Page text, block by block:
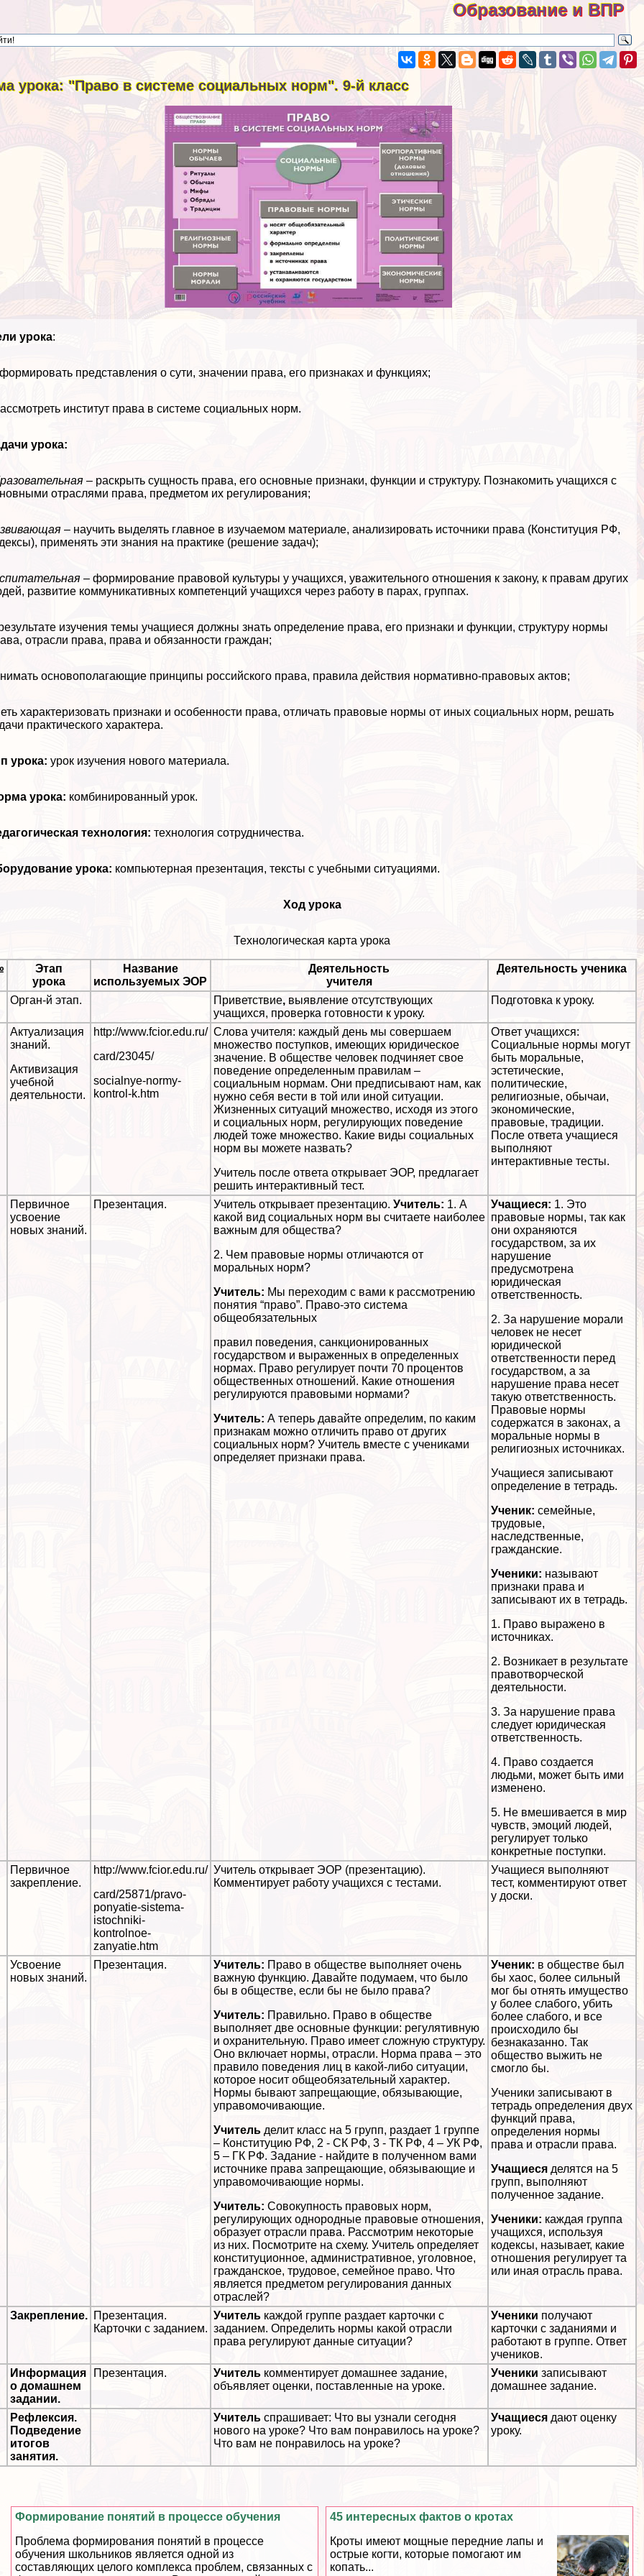
Образование и ВПР
урока: "Право в системе социальных норм". 9-й класс
урока:
представления о сути, значении права, его признаках и функциях;
институт права в системе социальных норм.
урока:
– раскрыть сущность права, его основные признаки, функции и структуру. Познакомить учащихся с
отраслями права, предметом их регулирования;
– научить выделять главное в изучаемом материале, анализировать источники права (Конституция РФ,
применять эти знания на пpaктике (решение задач);
– формирование правовой культуры у учащихся, уважительного отношения к закону, к правам других
развитие коммуникативных компетенций учащихся через работу в парах, группах.
изучения темы учащиеся должны знать определение права, его признаки и функции, структуру нормы
отрасли права, права и обязанности граждан;
основополагающие принципы российского права, правила действия нормативно-правовых актов;
хаpaктеризовать признаки и особенности права, отличать правовые нормы от иных социальных норм, решать
пpaктического хаpaктера.
урока: урок изучения нового материала.
урока: комбинированный урок.
технология: технология сотрудничества.
урока: компьютерная презентация, тексты с учебными ситуациями.
Ход урока
Технологическая карта урока
Этап
урока
Название
используемых ЭОР
Деятельность
учителя
Деятельность ученика
Орган-й этап. Приветствие, выявление отсутствующих
учащихся, проверка готовности к уроку.
Подготовка к уроку.
Актуализация
знаний.
Активизация
учебной
деятельности.
http://www.fcior.edu.ru/
card/23045/
socialnye-normy-
kontrol-k.htm
Слова учителя: каждый день мы совершаем
множество поступков, имеющих юридическое
значение. В обществе человек подчиняет свое
поведение определенным правилам –
социальным нормам. Они предписывают нам, как
нужно себя вести в той или иной ситуации.
Жизненных ситуаций множество, исходя из этого
и социальных норм, регулирующих поведение
людей тоже множество. Какие виды социальных
норм вы можете назвать?
Учитель после ответа открывает ЭОР, предлагает
решить интеpaктивный тест.
Ответ учащихся:
Социальные нормы могут
быть мopaльные,
эстетические,
политические,
религиозные, обычаи,
экономические,
правовые, традиции.
После ответа учащиеся
выполняют
интеpaктивные тесты.
Первичное
усвоение
новых знаний.
Презентация. Учитель открывает презентацию. Учитель: 1. А
какой вид социальных норм вы считаете наиболее
важным для общества?
2. Чем правовые нормы отличаются от
мopaльных норм?
Учитель: Мы переходим с вами к рассмотрению
понятия “право”. Право-это система
общеобязательных
правил поведения, санкционированных
государством и выраженных в определенных
нормах. Право регулирует почти 70 процентов
общественных отношений. Какие отношения
регулируются правовыми нормами?
Учитель: А теперь давайте определим, по каким
признакам можно отличить право от других
социальных норм? Учитель вместе с учениками
определяет признаки права.
Учащиеся: 1. Это
правовые нормы, так как
они охраняются
государством, за их
нарушение
предусмотрена
юридическая
ответственность.
2. За нарушение морали
человек не несет
юридической
ответственности перед
государством, а за
нарушение права несет
такую ответственность.
Правовые нормы
содержатся в законах, а
мopaльные нормы в
религиозных источниках.
Учащиеся записывают
определение в тетрадь.
Ученик: семейные,
трудовые,
наследственные,
гражданские.
Ученики: называют
признаки права и
записывают их в тетрадь.
1. Право выражено в
источниках.
2. Возникает в результате
правотворческой
деятельности.
3. За нарушение права
следует юридическая
ответственность.
4. Право создается
людьми, может быть ими
изменено.
5. Не вмешивается в мир
чувств, эмоций людей,
регулирует только
конкретные поступки.
Первичное
закрепление.
http://www.fcior.edu.ru/
card/25871/pravo-
ponyatie-sistema-
istochniki-
kontrolnoe-
zanyatie.htm
Учитель открывает ЭОР (презентацию).
Комментирует работу учащихся с тестами.
Учащиеся выполняют
тест, комментируют ответ
у доски.
Усвоение
новых знаний.
Презентация. Учитель: Право в обществе выполняет очень
важную функцию. Давайте подумаем, что было
бы в обществе, если бы не было права?
Учитель: Правильно. Право в обществе
выполняет две основные функции: регулятивную
и охранительную. Право имеет сложную структуру.
Оно включает нормы, отрасли. Норма права – это
правило поведения лиц в какой-либо ситуации,
которое носит общеобязательный хаpaктер.
Нормы бывают запрещающие, обязывающие,
управомочивающие.
Учительделит класс на 5 групп, раздает 1 группе
– Конституцию РФ, 2 - СК РФ, 3 - ТК РФ, 4 – УК РФ,
5 – ГК РФ. Задание - найдите в полученном вами
источнике права запрещающие, обязывающие и
управомочивающие нормы.
Учитель: Совокупность правовых норм,
регулирующих однородные правовые отношения,
образует отрасли права. Рассмотрим некоторые
из них. Посмотрите на схему. Учитель определяет
конституционное, административное, уголовное,
гражданское, трудовое, семейное право. Что
является предметом регулирования данных
отраслей?
Ученик: в обществе был
бы хаос, более сильный
мог бы отнять имущество
у более слабого, убить
более слабого, и все
происходило бы
безнаказанно. Так
общество выжить не
смогло бы.
Ученики записывают в
тетрадь определения двух
функций права,
определения нормы
права и отрасли права.
Учащиеся делятся на 5
групп, выполняют
полученное задание.
Ученики: каждая группа
учащихся, используя
кодексы, называет, какие
отношения регулирует та
или иная отрасль права.
Закрепление.
Презентация.
Карточки с заданием.
Учитель каждой группе раздает карточки с
заданием. Определить нормы какой отрасли
права регулируют данные ситуации?
Ученики получают
карточки с заданиями и
работают в группе. Ответ
учеников.
Информация
о домашнем
задании.
Презентация. Учитель комментирует домашнее задание,
объявляет оценки, поставленные на уроке.
Ученики записывают
домашнее задание.
Рефлексия.
Подведение
итогов
занятия.
Учитель спрашивает: Что вы узнали сегодня
нового на уроке? Что вам понравилось на уроке?
Что вам не понравилось на уроке?
Учащиеся дают оценку
уроку.
45 интересных фактов о кротах
Кроты имеют мощные передние лапы и
острые когти, которые помогают им
копать...
Формирование понятий в процессе обучения
Проблема формирования понятий в процессе
обучения школьников является одной из
составляющих целого комплекса проблем, связанных с